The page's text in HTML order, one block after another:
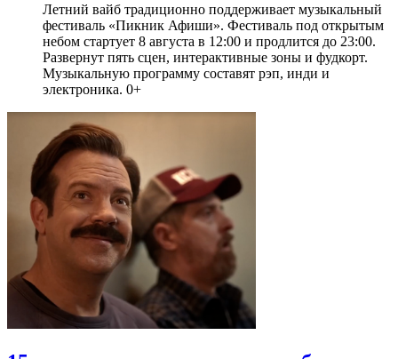
Летний вайб традиционно поддерживает музыкальный
фестиваль «Пикник Афиши». Фестиваль под открытым
небом стартует 8 августа в 12:00 и продлится до 23:00.
Развернут пять сцен, интерактивные зоны и фудкорт.
Музыкальную программу составят рэп, инди и
электроника. 0+